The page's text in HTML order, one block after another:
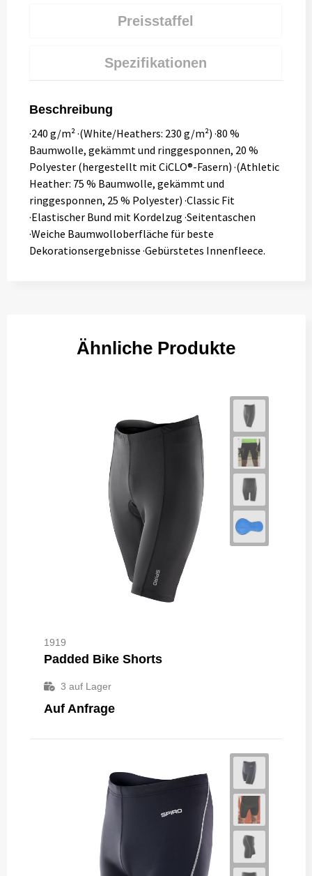
Preisstaffel
Spezifikationen
Beschreibung
·240 g/m² ·(White/Heathers: 230 g/m²) ·80 %
Baumwolle, gekämmt und ringgesponnen, 20 %
Polyester (hergestellt mit CiCLO®-Fasern) ·(Athletic
Heather: 75 % Baumwolle, gekämmt und
ringgesponnen, 25 % Polyester) ·Classic Fit
·Elastischer Bund mit Kordelzug ·Seitentaschen
·Weiche Baumwolloberfläche für beste
Dekorationsergebnisse ·Gebürstetes Innenfleece.
Ähnliche Produkte
1919
Padded Bike Shorts
3 auf Lager
Auf Anfrage